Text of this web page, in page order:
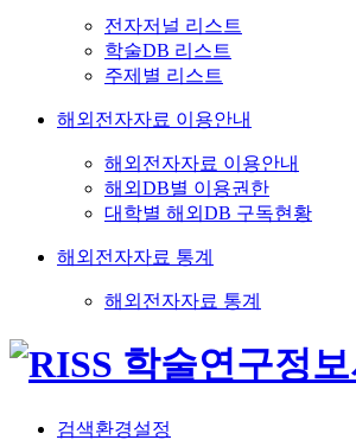
전자저널 리스트
학술DB 리스트
주제별 리스트
해외전자자료 이용안내
해외전자자료 이용안내
해외DB별 이용권한
대학별 해외DB 구독현황
해외전자자료 통계
해외전자자료 통계
검색환경설정